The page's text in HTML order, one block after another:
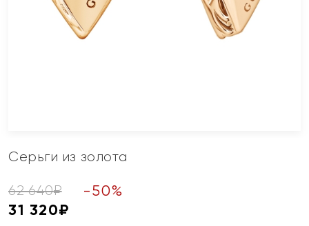
Серьги из золота
62 640₽ -50%
31 320₽